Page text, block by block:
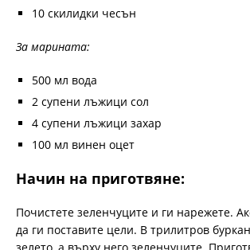
10 скилидки чесън
За марината:
500 мл вода
2 супени лъжици сол
4 супени лъжици захар
100 мл винен оцет
Начин на приготвяне:
Почистете зеленчуците и ги нарежете.
да ги поставите цели. В трилитров
зелето, а върху него зеленчуците.